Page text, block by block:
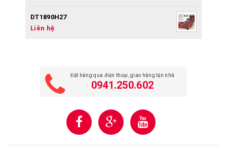
DT1890H27
Liên hệ
Đặt hàng qua điện thoại, giao hàng tận nhà
0941.250.602